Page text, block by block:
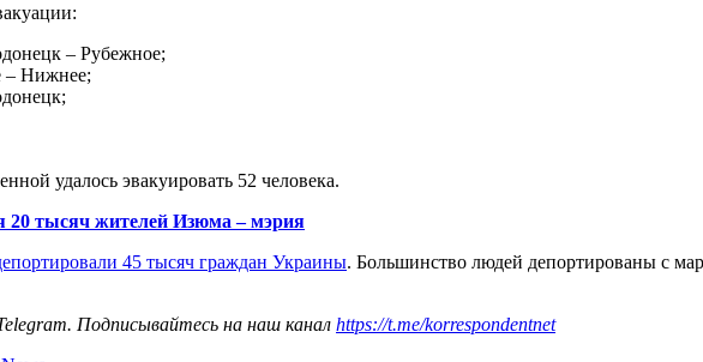
– Рубежное;
– Нижнее;
удалось эвакуировать 52 человека.
20 тысяч жителей Изюма – мэрия
45 тысяч граждан Украины. Большинство людей депортированы с
Подписывайтесь на наш канал https://t.me/korrespondentnet